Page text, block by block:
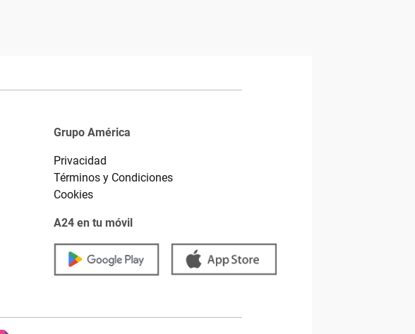
Grupo América
Privacidad
Términos y Condiciones
Cookies
A24 en tu móvil